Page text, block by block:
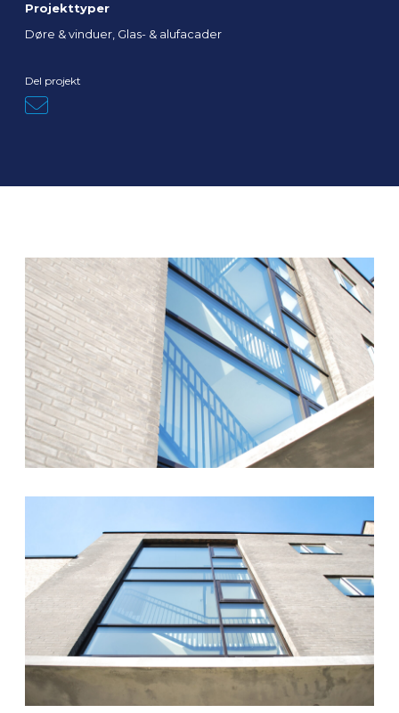
Projekttyper
Døre & vinduer, Glas- & alufacader
Del projekt